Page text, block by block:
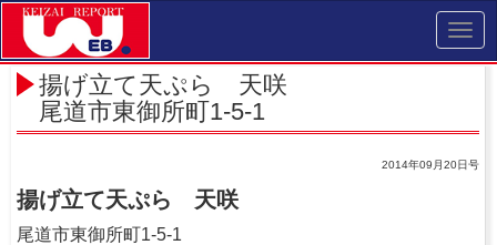
揚げ立て天ぷら 天咲
尾道市東御所町1-5-1
2014年09月20日号
揚げ立て天ぷら 天咲
尾道市東御所町1-5-1